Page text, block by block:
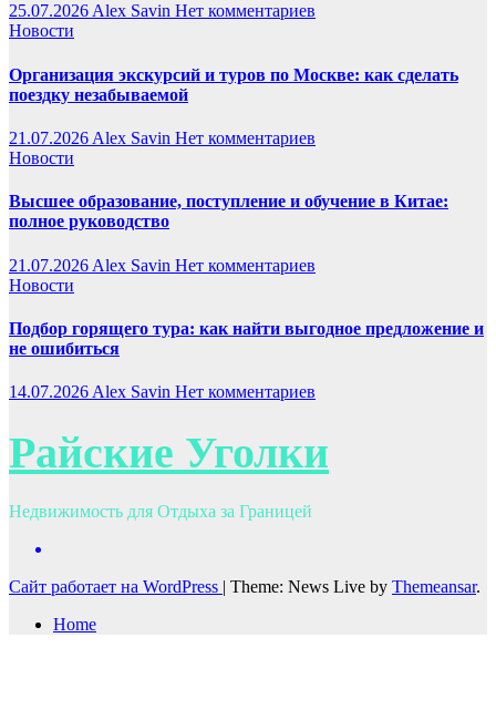
25.07.2026Alex Savin Нет комментариев
Новости
Организация экскурсий и туров по Москве: как сделать
поездку незабываемой
21.07.2026 Alex Savin Нет комментариев
Новости
Высшее образование, поступление и обучение в Китае:
полное руководство
21.07.2026 Alex Savin Нет комментариев
Новости
Подбор горящего тура: как найти выгодное предложение и
не ошибиться
14.07.2026 Alex Savin Нет комментариев
Райские Уголки
Недвижимость для Отдыха за Границей
Сайт работает на WordPress | Theme: News Live by Themeansar.
Home